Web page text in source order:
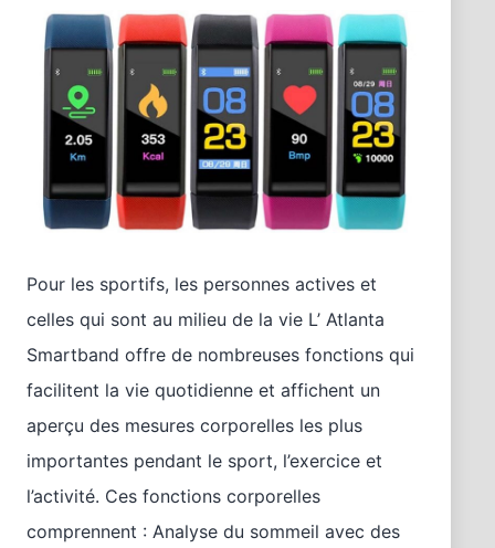
Pour les sportifs, les personnes actives et
celles qui sont au milieu de la vie L’ Atlanta
Smartband offre de nombreuses fonctions qui
facilitent la vie quotidienne et affichent un
aperçu des mesures corporelles les plus
importantes pendant le sport, l’exercice et
l’activité. Ces fonctions corporelles
comprennent : Analyse du sommeil avec des